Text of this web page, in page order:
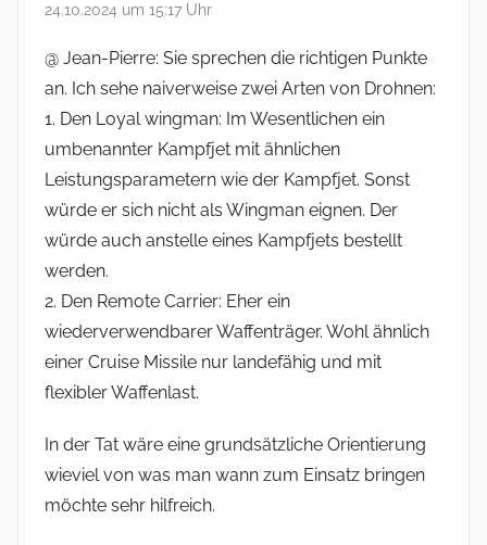
24.10.2024 um 15:17 Uhr
@ Jean-Pierre: Sie sprechen die richtigen Punkte
an. Ich sehe naiverweise zwei Arten von Drohnen:
1. Den Loyal wingman: Im Wesentlichen ein
umbenannter Kampfjet mit ähnlichen
Leistungsparametern wie der Kampfjet. Sonst
würde er sich nicht als Wingman eignen. Der
würde auch anstelle eines Kampfjets bestellt
werden.
2. Den Remote Carrier: Eher ein
wiederverwendbarer Waffenträger. Wohl ähnlich
einer Cruise Missile nur landefähig und mit
flexibler Waffenlast.
In der Tat wäre eine grundsätzliche Orientierung
wieviel von was man wann zum Einsatz bringen
möchte sehr hilfreich.